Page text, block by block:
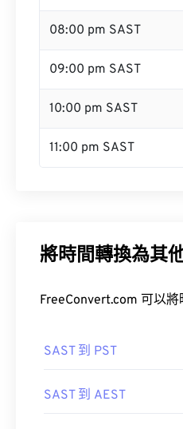
08:00 pm SAST
09:00 pm SAST
10:00 pm SAST
11:00 pm SAST
將時間轉換為其
FreeConvert.com 可以
SAST 到 PST
SAST 到 AEST